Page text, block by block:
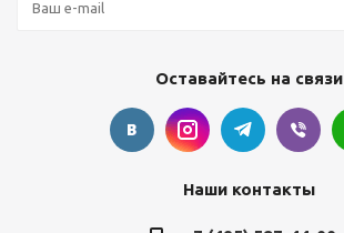
Оставайтесь на связи
Наши контакты